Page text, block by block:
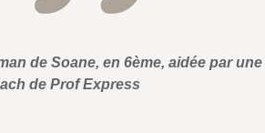
de Soane, en 6ème, aidée par une
de Prof Express